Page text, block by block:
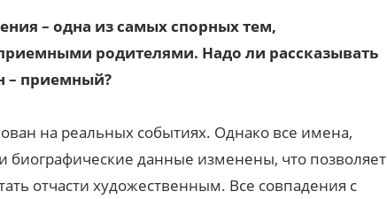
– одна из самых спорных тем,
родителями. Надо ли рассказывать
– приемный?
на реальных событиях. Однако все имена,
и биографические данные изменены, что позволяет
отчасти художественным. Все совпадения с